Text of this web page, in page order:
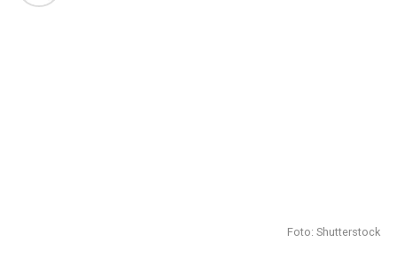
Foto: Shutterstock